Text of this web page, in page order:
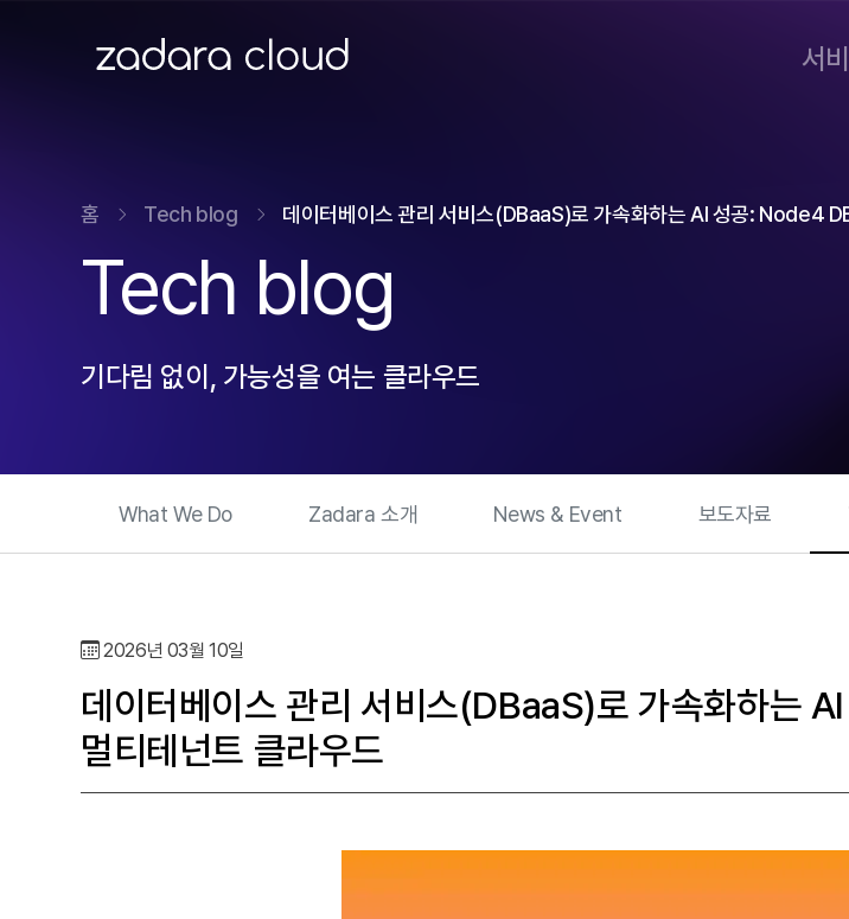
ZADARA CLOUD 서
홈 Tech blog 데이터베이스 관리 서비스(DBaaS)로 가속화하는 AI 성공: Node4
Tech blog
기다림 없이, 가능성을 여는 클라우드
What We Do Zadara 소개 News & Event 보도자료
2026년 03월 10일
데이터베이스 관리 서비스(DBaaS)로 가속화하는
멀티테넌트 클라우드